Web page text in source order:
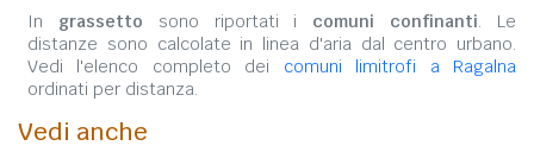
In grassetto sono riportati i comuni confinanti. Le
distanze sono calcolate in linea d'aria dal centro urbano.
Vedi l'elenco completo dei comuni limitrofi a Ragalna
ordinati per distanza.
Vedi anche